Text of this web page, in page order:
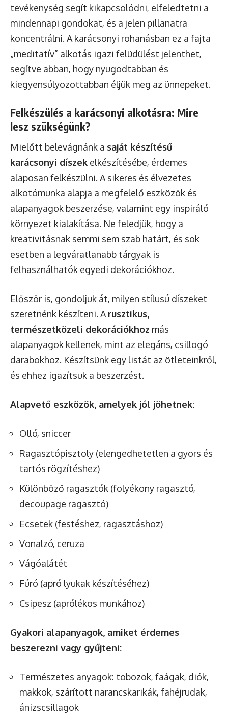
tevékenység segít kikapcsolódni, elfeledtetni a
mindennapi gondokat, és a jelen pillanatra
koncentrálni. A karácsonyi rohanásban ez a fajta
„meditatív” alkotás igazi felüdülést jelenthet,
segítve abban, hogy nyugodtabban és
kiegyensúlyozottabban éljük meg az ünnepeket.
Felkészülés a karácsonyi alkotásra: Mire
lesz szükségünk?
Mielőtt belevágnánk a saját készítésű
karácsonyi díszek elkészítésébe, érdemes
alaposan felkészülni. A sikeres és élvezetes
alkotómunka alapja a megfelelő eszközök és
alapanyagok beszerzése, valamint egy inspiráló
környezet kialakítása. Ne feledjük, hogy a
kreativitásnak semmi sem szab határt, és sok
esetben a legváratlanabb tárgyak is
felhasználhatók egyedi dekorációkhoz.
Először is, gondoljuk át, milyen stílusú díszeket
szeretnénk készíteni. A rusztikus,
természetközeli dekorációkhoz más
alapanyagok kellenek, mint az elegáns, csillogó
darabokhoz. Készítsünk egy listát az ötleteinkről,
és ehhez igazítsuk a beszerzést.
Alapvető eszközök, amelyek jól jöhetnek:
Olló, sniccer
Ragasztópisztoly (elengedhetetlen a gyors és
tartós rögzítéshez)
Különböző ragasztók (folyékony ragasztó,
decoupage ragasztó)
Ecsetek (festéshez, ragasztáshoz)
Vonalzó, ceruza
Vágóalátét
Fúró (apró lyukak készítéséhez)
Csipesz (aprólékos munkához)
Gyakori alapanyagok, amiket érdemes
beszerezni vagy gyűjteni:
Természetes anyagok: tobozok, faágak, diók,
makkok, szárított narancskarikák, fahéjrudak,
ánizscsillagok